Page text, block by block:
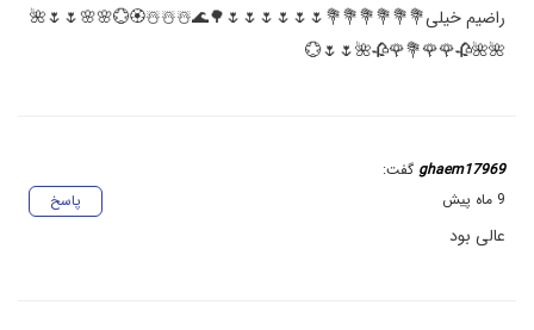
راضیم خیلی💐💐💐💐💐💐🌷🌷🌷🌷🌷🌷🌳🌊☃️☃️☃️🏵️💮🌸🌸🌷🌷🌺
🌺🌺🥀🌹🌹💐🌹🥀🌺🌷🌷💮
ghaem17969 گفت:
پاسخ
9 ماه پیش
عالی بود